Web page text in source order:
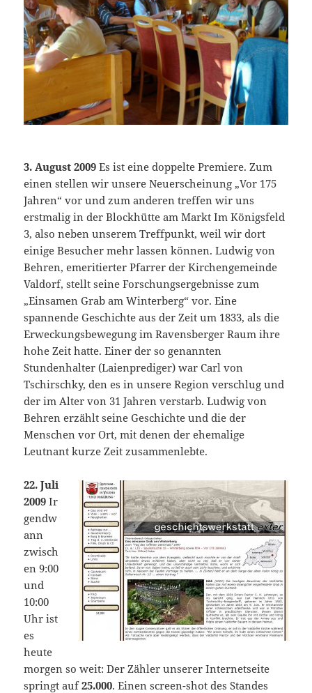
3. August 2009 Es ist eine doppelte Premiere. Zum
einen stellen wir unsere Neuerscheinung „Vor 175
Jahren“ vor und zum anderen treffen wir uns
erstmalig in der Blockhütte am Markt Im Königsfeld
3, also neben unserem Treffpunkt, weil wir dort
einige Besucher mehr lassen können. Ludwig von
Behren, emeritierter Pfarrer der Kirchengemeinde
Valdorf, stellt seine Forschungsergebnisse zum
„Einsamen Grab am Winterberg“ vor. Eine
spannende Geschichte aus der Zeit um 1833, als die
Erweckungsbewegung im Ravensberger Raum ihre
hohe Zeit hatte. Einer der so genannten
Stundenhalter (Laienprediger) war Carl von
Tschirschky, den es in unsere Region verschlug und
der im Alter von 31 Jahren verstarb. Ludwig von
Behren erzählt seine Geschichte und die der
Menschen vor Ort, mit denen der ehemalige
Leutnant kurze Zeit zusammenlebte.
22. Juli
2009 Ir
gendw
ann
zwisch
en 9:00
und
10:00
Uhr ist
es
heute
morgen so weit: Der Zähler unserer Internetseite
springt auf25.000. Einen screen-shot des Standes